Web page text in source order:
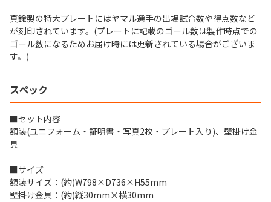
真鍮製の特大プレートにはヤマル選手の出場試合数や得点数など
が刻印されています。(プレートに記載のゴール数は製作時点での
ゴール数になるためお届け時には更新されている場合がございま
す。)
スペック
■セット内容
額装(ユニフォーム・証明書・写真2枚・プレート入り)、壁掛け金
具
■サイズ
額装サイズ：(約)W798×D736×H55mm
壁掛け金具：(約)縦30mm×横30mm